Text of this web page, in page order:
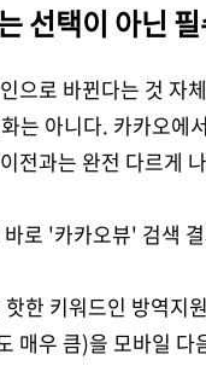
선택이 아닌
으로 바뀐다는 것 자
는 아니다. 카카오에
전과는 완전 다르게
로 '카카오뷰' 검색
한 키워드인 방역지
매우 큼)을 모바일